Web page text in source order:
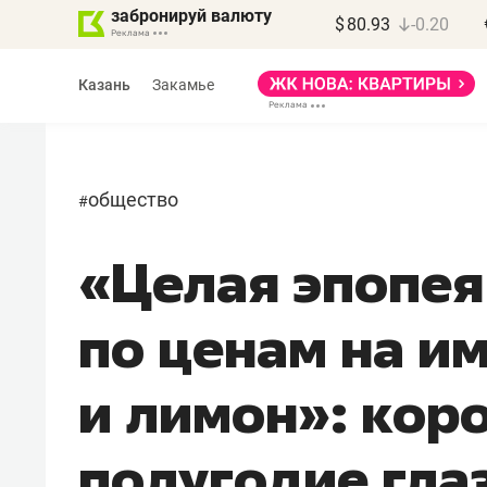
забронируй валюту $ 80.93 -0.20
Казань Закамье
#общество
«Целая
по ценам на
и лимон»: